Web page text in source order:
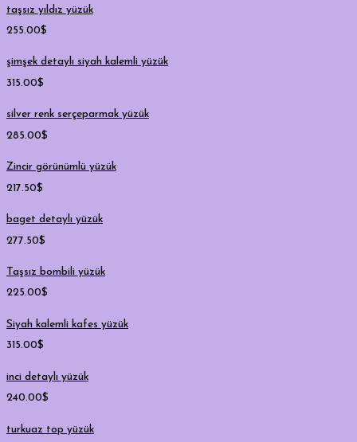
taşsız yıldız yüzük
255.00$
şimşek detaylı siyah kalemli yüzük
315.00$
silver renk serçeparmak yüzük
285.00$
Zincir görünümlü yüzük
217.50$
baget detaylı yüzük
277.50$
Taşsız bombili yüzük
225.00$
Siyah kalemli kafes yüzük
315.00$
inci detaylı yüzük
240.00$
turkuaz top yüzük